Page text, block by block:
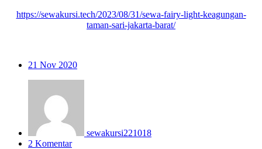
https://sewakursi.tech/2023/08/31/sewa-fairy-light-keagungan-
taman-sari-jakarta-barat/
21 Nov 2020
sewakursi221018
2 Komentar